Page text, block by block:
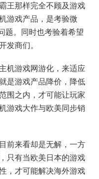
王那样完全不顾及游戏
游戏产品，是考验微
题。同时也考验着希望
发商们。
机游戏网游化，来适应
是游戏产品降价，降低
围之内，才可能让玩家
游戏大作与欧美同步销
前来看却是无解，一方
只有当欧美日本的游戏
，才可能解决海外游戏